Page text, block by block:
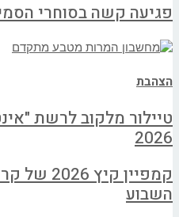
פגיעה קשה בסוחרי
הצהבת
טיילור מלקוב לרשת
2026
קמפיין
השבוע